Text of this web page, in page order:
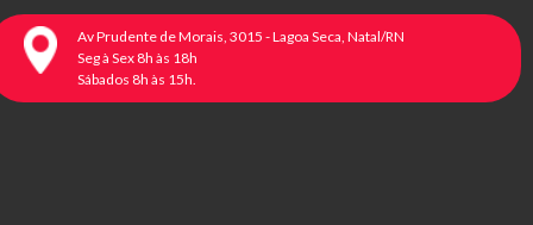
Av Prudente de Morais, 3015 - Lagoa Seca, Natal/RN
Seg à Sex 8h às 18h
Sábados 8h às 15h.